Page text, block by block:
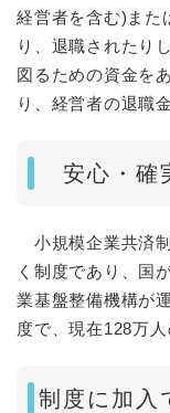
経営者を含む)また
り、退職されたり
図るための資金を
り、経営者の退職
安心・確
小規模企業共済
く制度であり、国
業基盤整備機構が
度で、現在128万
制度に加入